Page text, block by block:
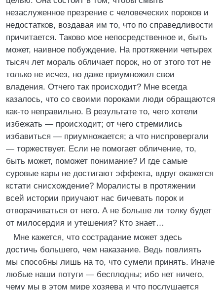
незаслуженное презрение с человеческих пороков и
недостатков, воздавая им то, что по справедливости
причитается. Таково мое непосредственное и, быть
может, наивное побуждение. На протяжении четырех
тысяч лет мораль обличает порок, но от этого тот не
только не исчез, но даже приумножил свои
владения. Отчего так происходит? Мне всегда
казалось, что со своими пороками люди обращаются
как-то неправильно. В результате то, чего хотели
избежать — происходит; от чего стремились
избавиться — приумножается; а что ниспровергали
— торжествует. Если не помогает обличение, то,
быть может, поможет понимание? И где самые
суровые кары не достигают эффекта, вдруг окажется
кстати снисхождение? Моралисты в протяжении
всей истории приучают нас бичевать порок и
отворачиваться от него. А не больше ли толку будет
от милосердия и утешения? Кто знает…
Мне кажется, что сострадание может здесь
достичь большего, чем наказание. Ведь повлиять
мы способны лишь на то, что сумели принять. Иначе
любые наши потуги — бесплодны; ибо нет ничего,
чему мы в этом мире хозяева и что послушается